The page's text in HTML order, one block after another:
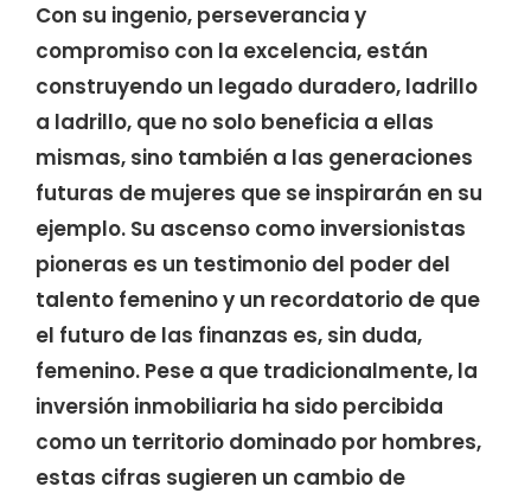
Con su ingenio, perseverancia y
compromiso con la excelencia, están
construyendo un legado duradero, ladrillo
a ladrillo, que no solo beneficia a ellas
mismas, sino también a las generaciones
futuras de mujeres que se inspirarán en su
ejemplo. Su ascenso como inversionistas
pioneras es un testimonio del poder del
talento femenino y un recordatorio de que
el futuro de las finanzas es, sin duda,
femenino. Pese a que tradicionalmente, la
inversión inmobiliaria ha sido percibida
como un territorio dominado por hombres,
estas cifras sugieren un cambio de